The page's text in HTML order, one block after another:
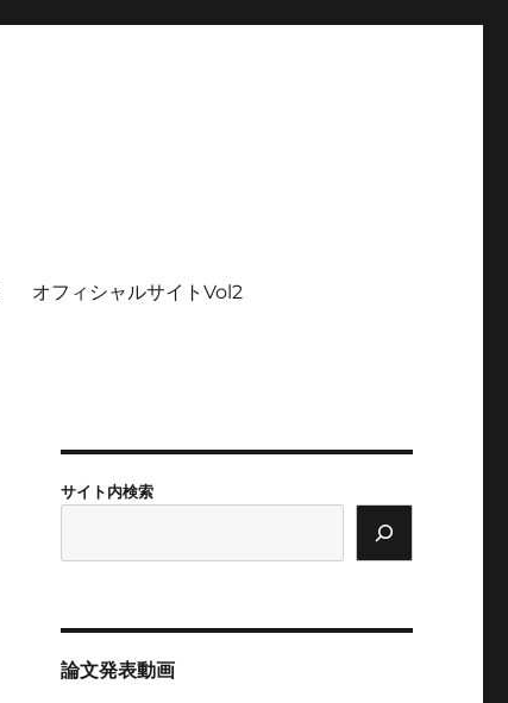
オフィシャルサイトVol2
サイト内検索
論文発表動画